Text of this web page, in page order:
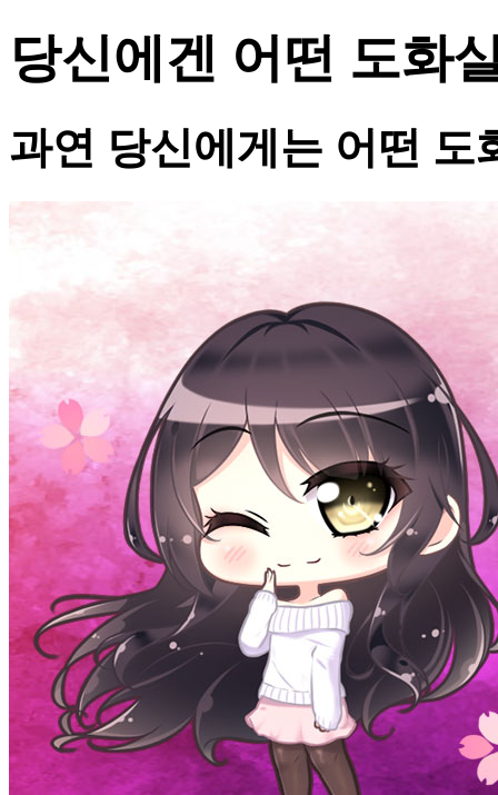
당신에겐 어떤 도화
과연 당신에게는 어떤 도